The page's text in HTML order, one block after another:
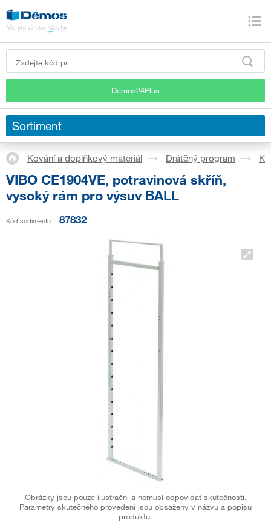
Démos24Plus
Sortiment
Kování a doplňkový materiál Drátěný program
VIBO CE1904VE, potravinová skříň,
vysoký rám pro výsuv BALL
Kód sortimentu 87832
Obrázky jsou pouze ilustrační a nemusí odpovídat skutečnosti.
Parametry skutečného provedení jsou obsaženy v názvu a popisu
produktu.